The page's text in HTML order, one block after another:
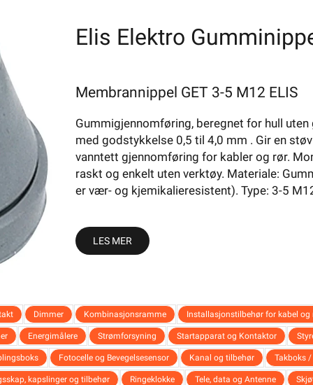
Ledning
Rør Gumminippel
med godstykkelse fra 0,5 til 4,0mm. Dette gir en vann- og
får du et stort utvalg av gumminippel
Elis Elektro
Membrannippel GET 3-5 M12 ELIS
Elis Elektro
Membrannippel GET 3-5 M12 ELIS
Gummigjennomføring, beregnet for hull uten
med godstykkelse 0,5 til 4,0 mm . Gir en
vanntett gjennomføring for kabler og rør.
raskt og enkelt uten verktøy. Materiale:
er vær- og kjemikalieresistent). Type: 3-5
LES MER
Dimmer Kombinasjonsramme Installasjonstilbehør for kabel og
Energimålere Strømforsyning Startapparat og Kontaktor
Fotocelle og Bevegelsesensor Kanal og tilbehør Takboks
kapslinger og tilbehør Ringeklokke Tele, data og Antenne